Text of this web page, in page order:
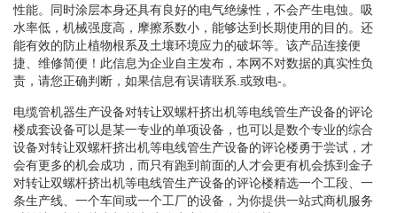
性能。同时涂层本身还具有良好的电气绝缘性，不会产生电蚀。吸
水率低，机械强度高，摩擦系数小，能够达到长期使用的目的。还
能有效的防止植物根系及土壤环境应力的破坏等。该产品连接便
捷、维修简便！此信息为企业自主发布，本网不对数据的真实性负
责，请您正确判断，如果信息有误请联系.或致电-。
电缆管机器生产设备对转让双螺杆挤出机等电线管生产设备的评论
楼成套设备可以是某一专业的单项设备，也可以是数个专业的综合
设备对转让双螺杆挤出机等电线管生产设备的评论楼勇于尝试，才
会有更多的机会成功，而只有跑到前面的人才会更有机会拣到金子
对转让双螺杆挤出机等电线管生产设备的评论楼精选一个工段、一
条生产线、一个车间或一个工厂的设备，为你提供一站式商机服务